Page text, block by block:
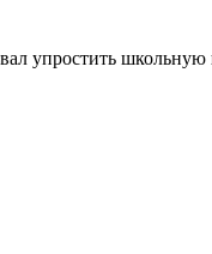
упростить